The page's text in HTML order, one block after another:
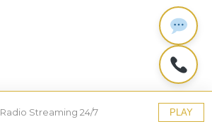
Radio Streaming 24/7 PLAY